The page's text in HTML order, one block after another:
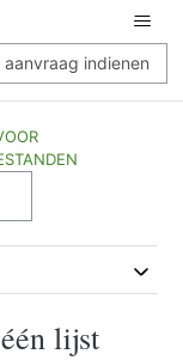
aanvraag indienen
lijst